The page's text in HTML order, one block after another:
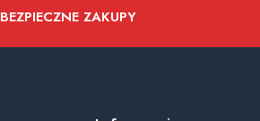
BEZPIECZNE ZAKUPY